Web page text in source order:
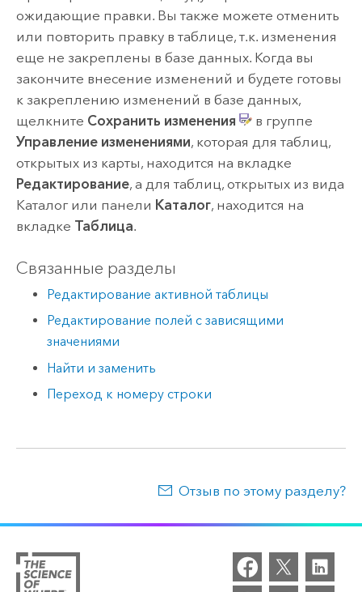
ожидающие правки. Вы также можете отменить
или повторить правку в таблице, т.к. изменения
еще не закреплены в базе данных. Когда вы
закончите внесение изменений и будете готовы
к закреплению изменений в базе данных,
щелкните Сохранить изменения
в группе
Управление изменениями, которая для таблиц,
открытых из карты, находится на вкладке
Редактирование, а для таблиц, открытых из вида
Каталог или панели Каталог, находится на
вкладке Таблица.
Связанные разделы
Редактирование активной таблицы
Редактирование полей с зависящими
значениями
Найти и заменить
Переход к номеру строки
Отзыв по этому разделу?